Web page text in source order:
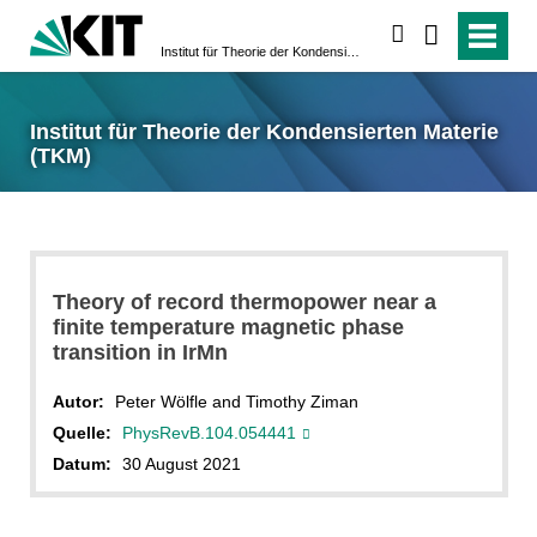
Institut für Theorie der Kondensierten Materie
(TKM)
Theory of record thermopower near a
finite temperature magnetic phase
transition in IrMn
Autor:
Peter Wölfle and Timothy Ziman
Quelle:
PhysRevB.104.054441
Datum:
30 August 2021